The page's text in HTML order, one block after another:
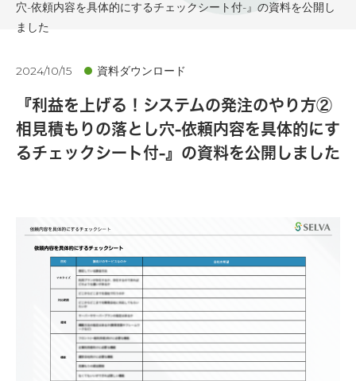
穴-依頼内容を具体的にするチェックシート付-』の資料を公開し
ました
2024/10/15 資料ダウンロード
『利益を上げる！システムの発注のやり方②
相見積もりの落とし穴-依頼内容を具体的にす
るチェックシート付-』の資料を公開しました